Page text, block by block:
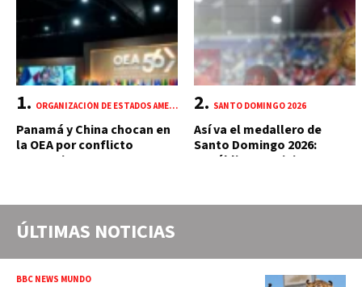
ORGANIZACIÓN DE ESTADOS AMERICANOS (OEA)
Panamá y China chocan en
la OEA por conflicto
portuario y mercante
SANTO DOMINGO 2026
Así va el medallero de
Santo Domingo 2026:
República Dominicana
ÚLTIMAS NOTICIAS
BBC NEWS MUNDO